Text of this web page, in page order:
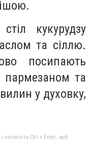
кукурудзу
та сіллю.
посипають
пармезаном та
у духовку,
натисніть Ctrl + Enter, щоб